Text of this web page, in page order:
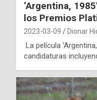
‘Argentina,
los Premios
2023-03-09 Dionar
La película
candidaturas